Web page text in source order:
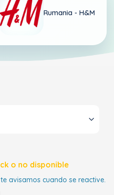
Rumania - H&M
o no disponible
avisamos cuando se reactive.